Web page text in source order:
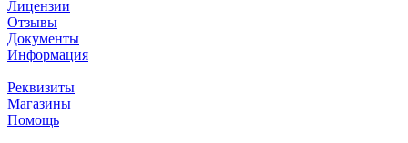
Лицензии
Отзывы
Документы
Информация
Реквизиты
Магазины
Помощь